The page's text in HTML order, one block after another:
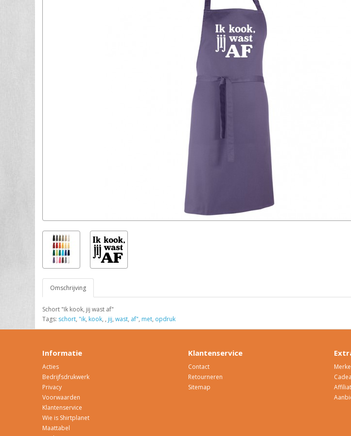
Omschrijving
Schort "Ik kook, jij wast af"
Tags: schort, "ik, kook, , jij, wast, af", met, opdruk
Informatie
Acties
Bedrijfsdrukwerk
Privacy
Voorwaarden
Klantenservice
Wie is Shirtplanet
Maattabel
Klantenservice
Contact
Retourneren
Sitemap